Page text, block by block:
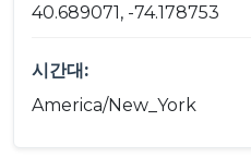
40.689071, -74.178753
시간대:
America/New_York